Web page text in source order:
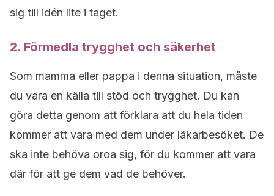
sig till idén lite i taget.
2. Förmedla trygghet och säkerhet
Som mamma eller pappa i denna situation, måste
du vara en källa till stöd och trygghet. Du kan
göra detta genom att förklara att du hela tiden
kommer att vara med dem under läkarbesöket. De
ska inte behöva oroa sig, för du kommer att vara
där för att ge dem vad de behöver.